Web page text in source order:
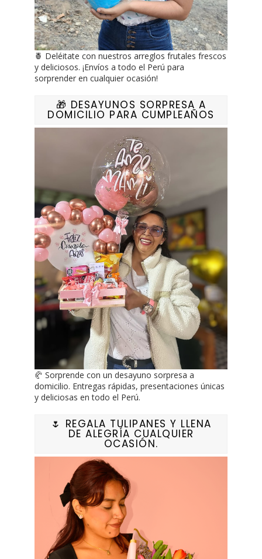
🍍 Deléitate con nuestros arreglos frutales frescos
y deliciosos. ¡Envíos a todo el Perú para
sorprender en cualquier ocasión!
🎁 DESAYUNOS SORPRESA A
DOMICILIO PARA CUMPLEAÑOS
🥐 Sorprende con un desayuno sorpresa a
domicilio. Entregas rápidas, presentaciones únicas
y deliciosas en todo el Perú.
🌷 REGALA TULIPANES Y LLENA
DE ALEGRÍA CUALQUIER
OCASIÓN.